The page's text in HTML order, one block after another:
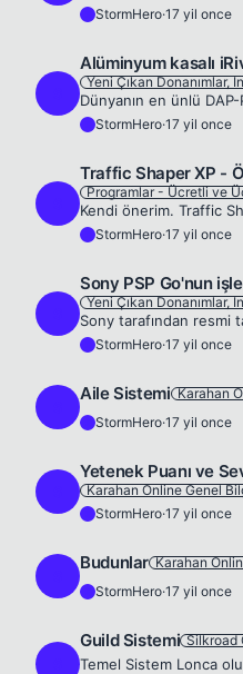
StormHero·17 yil once
Alüminyum kasalı
Yeni Çıkan Donanımlar,
StormHero·17 yil once
Traffic Shaper XP -
Programlar - Ücretli ve
StormHero·17 yil once
Yeni Çıkan Donanımlar,
StormHero·17 yil once
Aile Sistemi Karahan
StormHero·17 yil once
Yetenek Puanı ve
Karahan Online Genel
StormHero·17 yil once
Budunlar Karahan
StormHero·17 yil once
Guild Sistemi Silkroad